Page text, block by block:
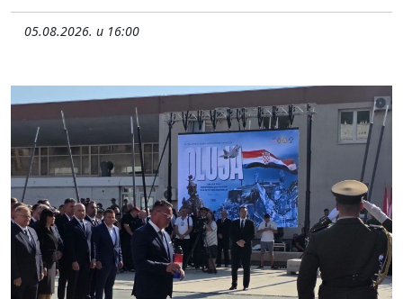
05.08.2026. u 16:00